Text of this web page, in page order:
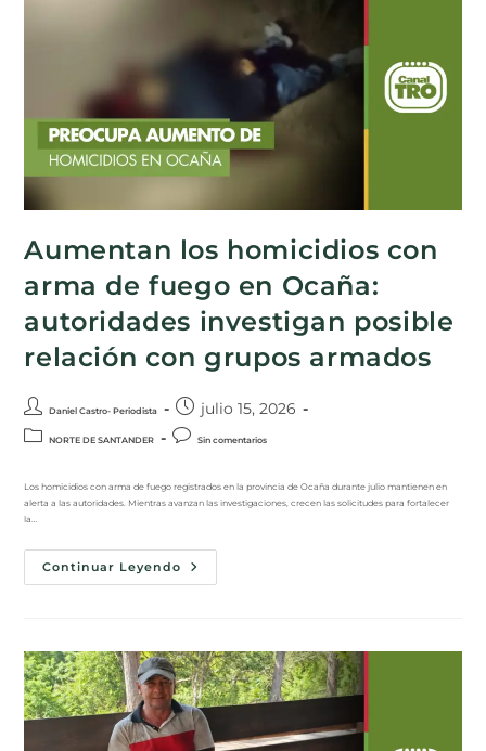
Aumentan los homicidios con
arma de fuego en Ocaña:
autoridades investigan posible
relación con grupos armados
Daniel Castro- Periodista julio 15, 2026
NORTE DE SANTANDER Sin comentarios
Los homicidios con arma de fuego registrados en la provincia de Ocaña durante julio mantienen en
alerta a las autoridades. Mientras avanzan las investigaciones, crecen las solicitudes para fortalecer
la…
Continuar Leyendo